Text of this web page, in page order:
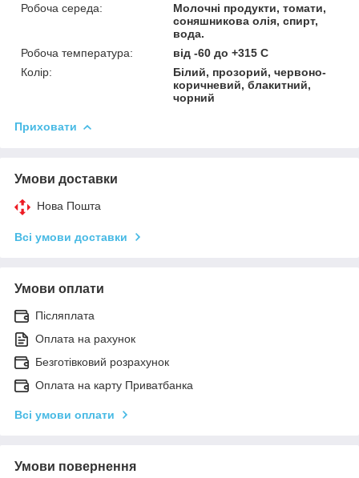
Робоча середа:
Молочні продукти, томати,
соняшникова олія, спирт,
вода.
Робоча температура:
від -60 до +315 С
Колір:
Білий, прозорий, червоно-
коричневий, блакитний,
чорний
Приховати
Умови доставки
Нова Пошта
Всі умови доставки
Умови оплати
Післяплата
Оплата на рахунок
Безготівковий розрахунок
Оплата на карту Приватбанка
Всі умови оплати
Умови повернення